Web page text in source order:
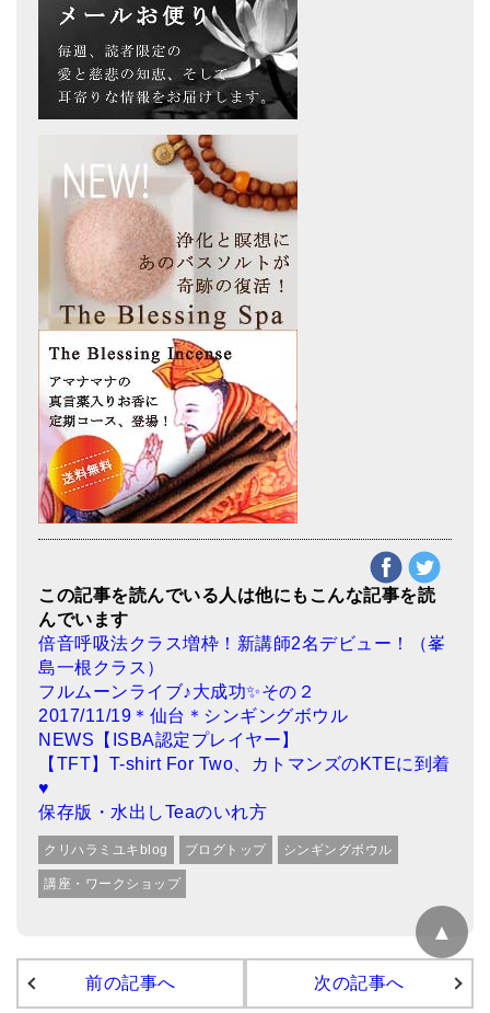
この記事を読んでいる人は他にもこんな記事を読
んでいます
倍音呼吸法クラス増枠！新講師2名デビュー！（峯
島一根クラス）
フルムーンライブ♪大成功✨その２
2017/11/19＊仙台＊シンギングボウル
NEWS【ISBA認定プレイヤー】
【TFT】T-shirt For Two、カトマンズのKTEに到着
♥
保存版・水出しTeaのいれ方
クリハラミユキblog ブログトップ シンギングボウル
講座・ワークショップ
前の記事へ 次の記事へ
▲